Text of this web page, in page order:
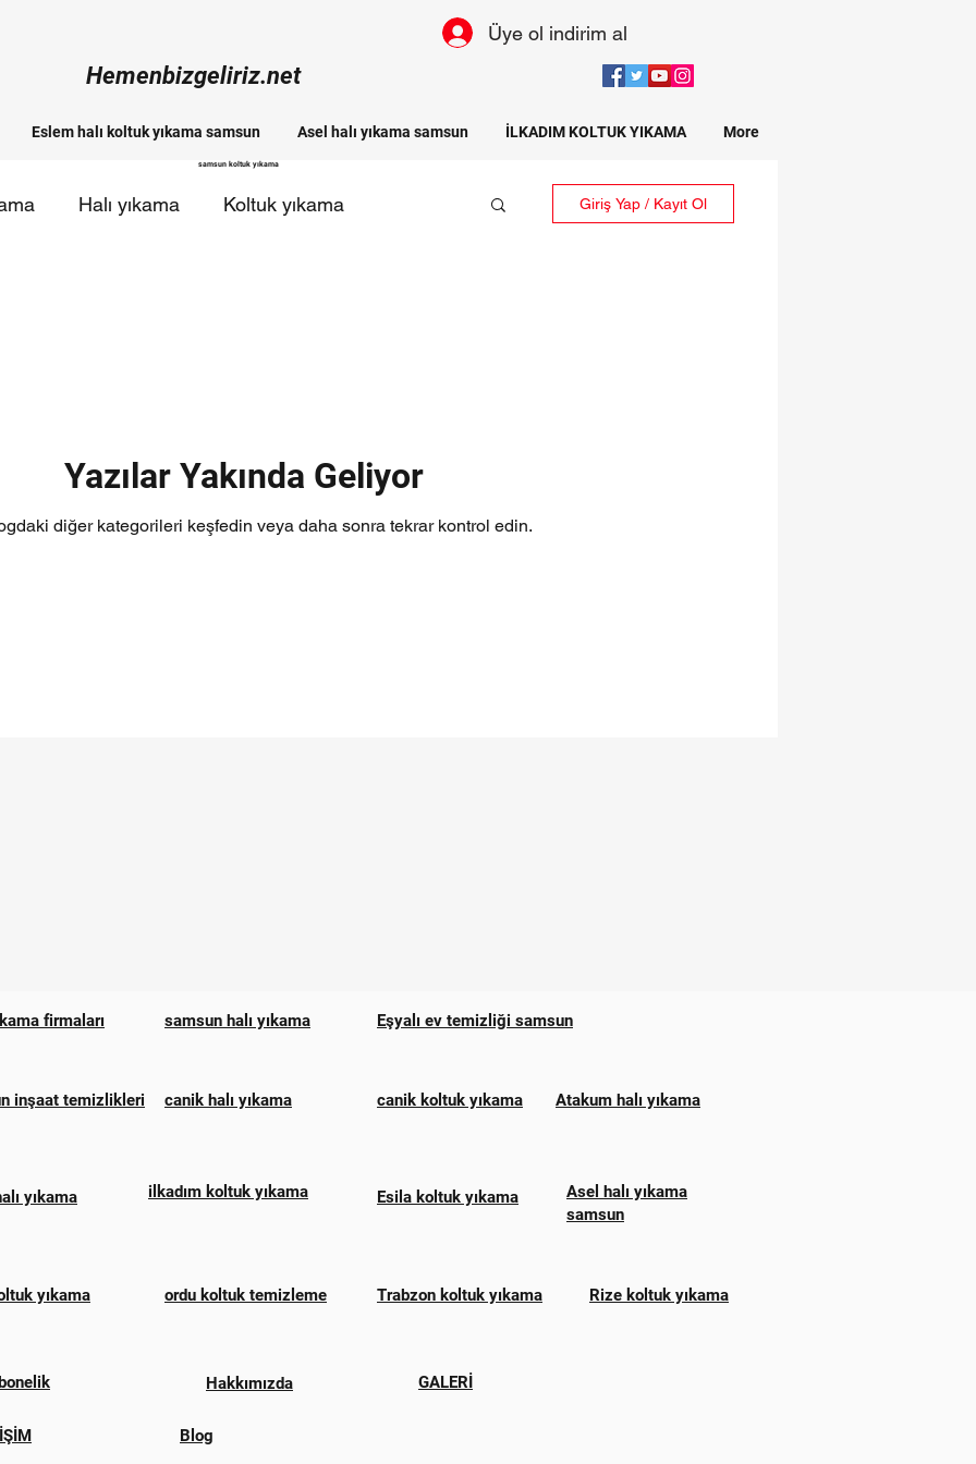
Üye ol indirim al
Hemenbizgeliriz.net
Eslem halı koltuk yıkama samsun Asel halı yıkama samsun İLKADIM KOLTUK YIKAMA More
Halı yıkama Koltuk yıkama Giriş Yap / Kayıt Ol
Yazılar Yakında Geliyor
diğer kategorileri keşfedin veya daha sonra tekrar kontrol edin.
samsun koltuk yıkama
firmaları samsun halı yıkama Eşyalı ev temizliği samsun
inşaat temizlikleri canik halı yıkama canik koltuk yıkama Atakum halı yıkama
yıkama ilkadım koltuk yıkama Esila koltuk yıkama
Asel halı yıkama
samsun
yıkama ordu koltuk temizleme Trabzon koltuk yıkama Rize koltuk yıkama
Hakkımızda GALERİ
Blog